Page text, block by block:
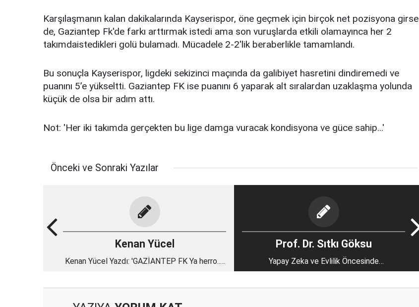
Karşılaşmanın kalan dakikalarında Kayserispor, öne geçmek için birçok net pozisyona girse
de, Gaziantep Fk'de farkı arttırmak istedi ama son vuruşlarda etkili olamayınca her 2
takımdaistedikleri golü bulamadı. Mücadele 2-2'lik beraberlikle tamamlandı.
Bu sonuçla Kayserispor, ligdeki sekizinci maçında da galibiyet hasretini dindiremedi ve
puanını 5’e yükseltti. Gaziantep FK ise puanını 6 yaparak alt sıralardan uzaklaşma yolunda
küçük de olsa bir adım attı.
Not: 'Her iki takımda gerçekten bu lige damga vuracak kondisyona ve güce sahip...'
Önceki ve Sonraki Yazılar
Kenan Yücel
Kenan Yücel Yazdı: 'GAZİANTEP FK Ya herro...!
Prof. Dr. Sıtkı Göksu
Yapay Zeka ve Evlilik Öncesinde
Konuşulacaklar